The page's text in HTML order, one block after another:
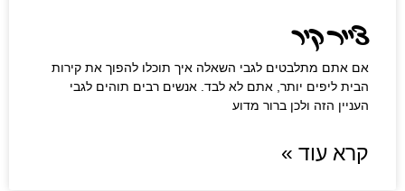
צייר קיר
אם אתם מתלבטים לגבי השאלה איך תוכלו להפוך את קירות
הבית ליפים יותר, אתם לא לבד. אנשים רבים תוהים לגבי
העניין הזה ולכן ברור מדוע
קרא עוד »